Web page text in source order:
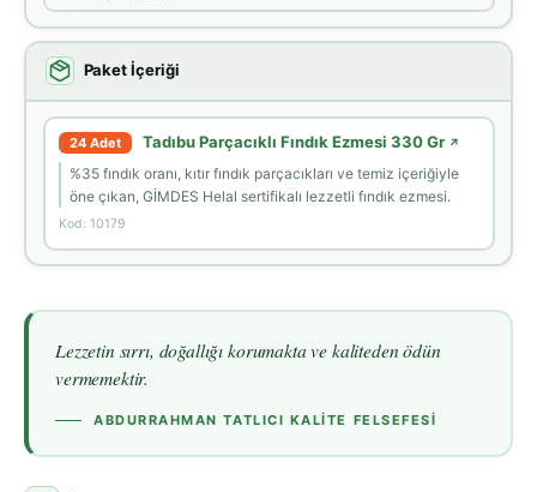
Paket İçeriği
24 Adet Tadıbu Parçacıklı Fındık Ezmesi 330 Gr ↗
%35 fındık oranı, kıtır fındık parçacıkları ve temiz içeriğiyle
öne çıkan, GİMDES Helal sertifikalı lezzetli fındık ezmesi.
Kod: 10179
Lezzetin sırrı, doğallığı korumakta ve kaliteden ödün
vermemektir.
ABDURRAHMAN TATLICI KALITE FELSEFESI